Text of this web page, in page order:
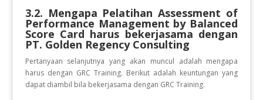
3.2. Mengapa Pelatihan Assessment of
Performance Management by Balanced
Score Card harus bekerjasama dengan
PT. Golden Regency Consulting
Pertanyaan selanjutnya yang akan muncul adalah mengapa
harus dengan GRC Training. Berikut adalah keuntungan yang
dapat diambil bila bekerjasama dengan GRC Training.